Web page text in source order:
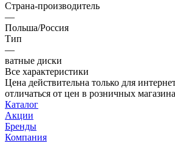
Страна-производитель
—
Польша/Россия
Тип
—
ватные диски
Все характеристики
Цена действительна только для
отличаться от цен в розничных
Каталог
Акции
Бренды
Компания